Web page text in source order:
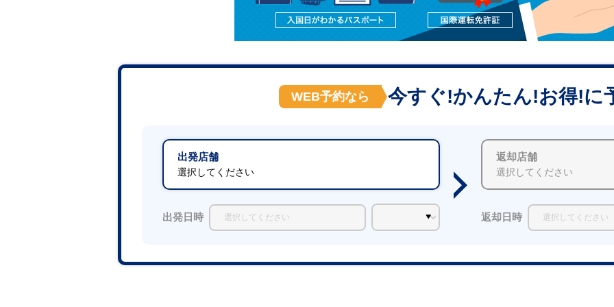
WEB予約なら 今すぐ!かんたん!お得!に
出発店舗
選択してください
返却店舗
選択してください
出発日時 返却日時